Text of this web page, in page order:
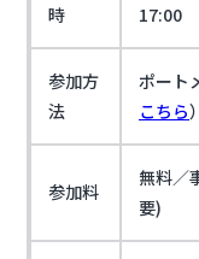
時
17:00
参加方
法
ポート
こちら）
参加料
無料
要)